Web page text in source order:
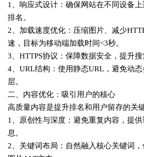
1、响应式设计‌：确保网站在不同设备
排名‌。
2、加载速度优化‌：压缩图片、减少
速，目标为移动端加载时间<3秒‌。
3、HTTPS协议‌：保障数据安全，提升搜
4、URL结构‌：使用静态URL，避免动
层‌。
二、内容优化：吸引用户的核心
高质量内容是提升排名和用户留存的关
1、原创性与深度‌：避免重复内容，提
息‌。
2、关键词布局‌：自然融入核心关键词